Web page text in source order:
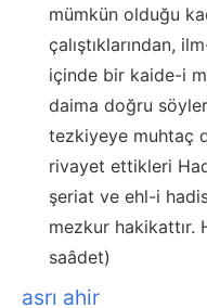
mümkün olduğu
çalıştıklarından,
içinde bir kaide-i
daima doğru
tezkiyeye muhtaç
rivayet ettikleri
şeriat ve ehl-i
mezkur hakikattır.
saâdet)
asrı ahir